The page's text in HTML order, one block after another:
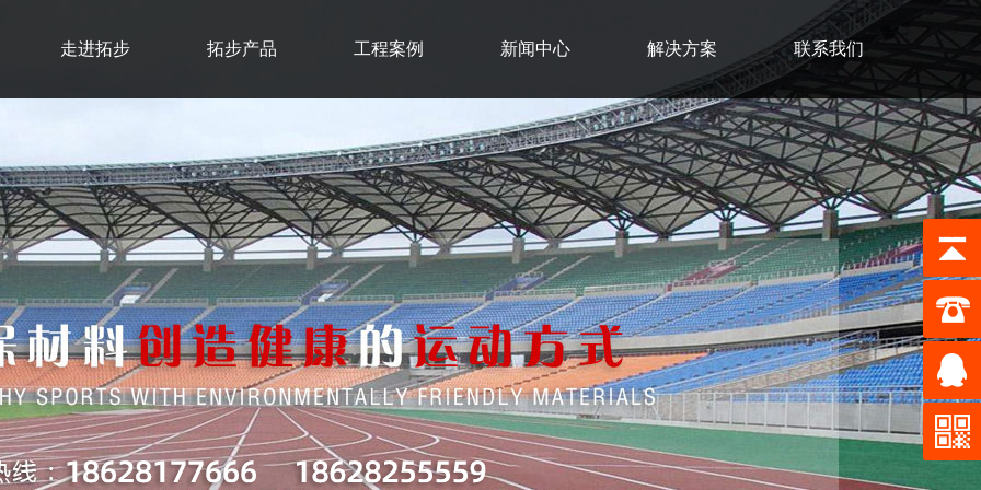
走进拓步 拓步产品 工程案例 新闻中心 解决方案 联系我们